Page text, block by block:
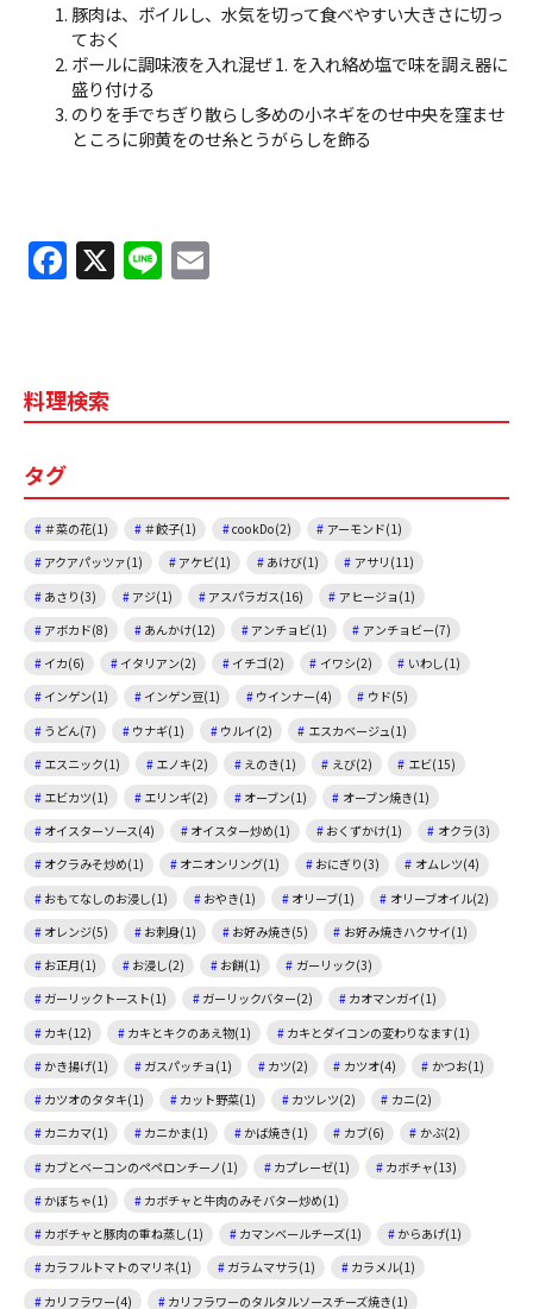
豚肉は、ボイルし、水気を切って食べやすい大きさに切っ
ておく
ボールに調味液を入れ混ぜ 1. を入れ絡め塩で味を調え器に
盛り付ける
のりを手でちぎり散らし多めの小ネギをのせ中央を窪ませ
ところに卵黄をのせ糸とうがらしを飾る
F
a
b
o
k
X Li
n
料理検索
タグ
＃菜の花(1) ＃餃子(1) cookDo(2)
アーモンド(1)
アクアパッツァ(1)
アケビ(1) あけび(1)
アサリ(11)
あさり(3)
アジ(1) アスパラガス(16)
アヒージョ(1)
アボカド(8)
あんかけ(12) アンチョビ(1)
アンチョビー(7)
イカ(6)
イタリアン(2) イチゴ(2) イワシ(2)
いわし(1)
インゲン(1)
インゲン豆(1) ウインナー(4)
ウド(5)
うどん(7)
ウナギ(1) ウルイ(2)
エスカベージュ(1)
エスニック(1)
エノキ(2) えのき(1) えび(2)
エビ(15)
エビカツ(1)
エリンギ(2) オーブン(1)
オーブン焼き(1)
オイスターソース(4)
オイスター炒め(1) おくずかけ(1)
オクラ(3)
オクラみそ炒め(1)
オニオンリング(1) おにぎり(3)
オムレツ(4)
おもてなしのお浸し(1)
おやき(1) オリーブ(1)
オリーブオイル(2)
オレンジ(5)
お刺身(1) お好み焼き(5)
お好み焼きハクサイ(1)
お正月(1)
お浸し(2) お餅(1)
ガーリック(3)
ガーリックトースト(1)
ガーリックバター(2)
カオマンガイ(1)
カキ(12)
カキとキクのあえ物(1)
カキとダイコンの変わりなます(1)
かき揚げ(1)
ガスパッチョ(1) カツ(2) カツオ(4)
かつお(1)
カツオのタタキ(1)
カット野菜(1) カツレツ(2)
カニ(2)
カニカマ(1)
カニかま(1) かば焼き(1) カブ(6)
かぶ(2)
カブとベーコンのペペロンチーノ(1)
カプレーゼ(1)
カボチャ(13)
かぼちゃ(1)
カボチャと牛肉のみそバター炒め(1)
カボチャと豚肉の重ね蒸し(1)
カマンベールチーズ(1)
からあげ(1)
カラフルトマトのマリネ(1)
ガラムマサラ(1)
カラメル(1)
カリフラワー(4)
カリフラワーのタルタルソースチーズ焼き(1)